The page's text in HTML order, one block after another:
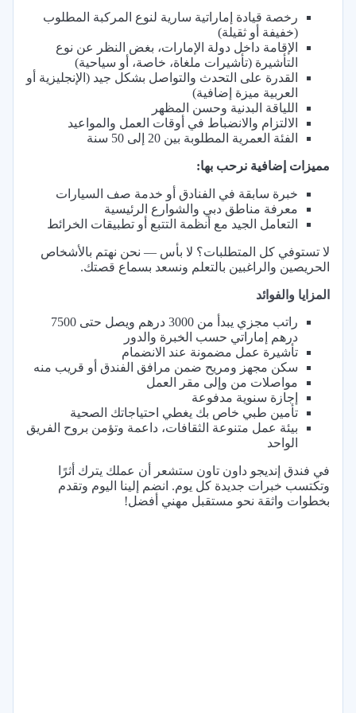
رخصة قيادة إماراتية سارية لنوع المركبة المطلوب
(خفيفة أو ثقيلة)
الإقامة داخل دولة الإمارات، بغض النظر عن نوع
التأشيرة (تأشيرات ملغاة، خاصة، أو سياحية)
القدرة على التحدث والتواصل بشكل جيد (الإنجليزية أو
العربية ميزة إضافية)
اللياقة البدنية وحسن المظهر
الالتزام والانضباط في أوقات العمل والمواعيد
الفئة العمرية المطلوبة بين 20 إلى 50 سنة
مميزات إضافية نرحب بها:
خبرة سابقة في الفنادق أو خدمة صف السيارات
معرفة مناطق دبي والشوارع الرئيسية
التعامل الجيد مع أنظمة التتبع أو تطبيقات الخرائط
لا تستوفي كل المتطلبات؟ لا بأس — نحن نهتم بالأشخاص
الحريصين والراغبين بالتعلم ونسعد بسماع قصتك.
المزايا والفوائد
راتب مجزي يبدأ من 3000 درهم ويصل حتى 7500
درهم إماراتي حسب الخبرة والدور
تأشيرة عمل مضمونة عند الانضمام
سكن مجهز ومريح ضمن مرافق الفندق أو قريب منه
مواصلات من وإلى مقر العمل
إجازة سنوية مدفوعة
تأمين طبي خاص بك يغطي احتياجاتك الصحية
بيئة عمل متنوعة الثقافات، داعمة وتؤمن بروح الفريق
الواحد
في فندق إنديجو داون تاون ستشعر أن عملك يترك أثرًا
وتكتسب خبرات جديدة كل يوم. انضم إلينا اليوم وتقدم
بخطوات واثقة نحو مستقبل مهني أفضل!